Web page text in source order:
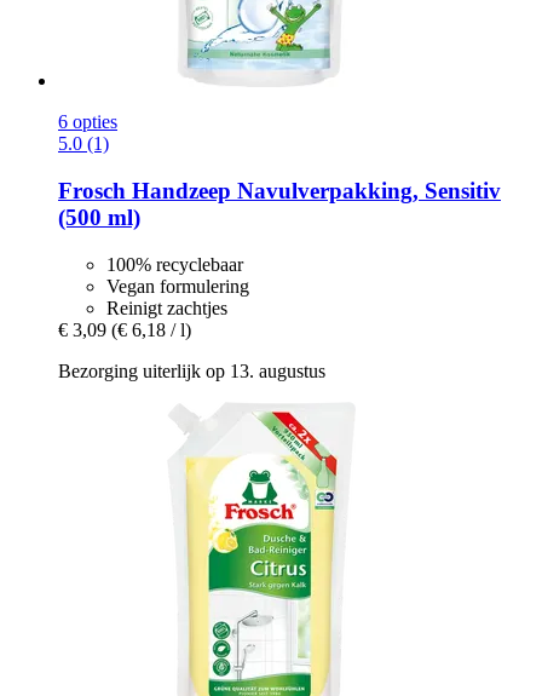
6 opties
5.0 (1)
Frosch Handzeep Navulverpakking, Sensitiv
(500 ml)
100% recyclebaar
Vegan formulering
Reinigt zachtjes
€ 3,09 (€ 6,18 / l)
Bezorging uiterlijk op 13. augustus